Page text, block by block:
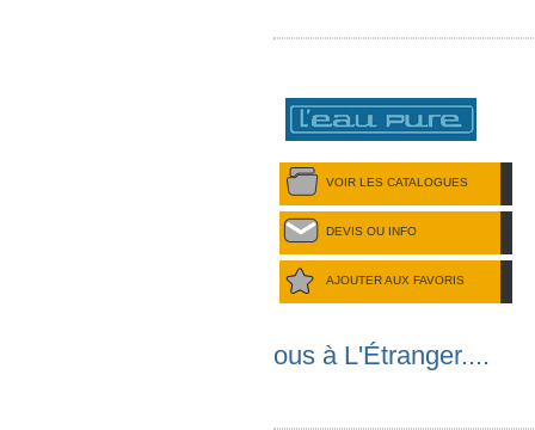
VOIR LES CATALOGUES
DEVIS OU INFO
AJOUTER AUX FAVORIS
ous à L'Étranger....